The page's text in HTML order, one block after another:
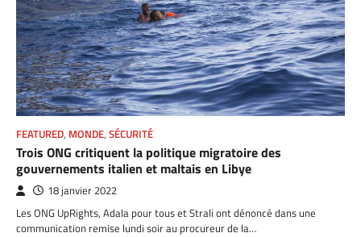
FEATURED, MONDE, SÉCURITÉ
Trois ONG critiquent la politique migratoire des
gouvernements italien et maltais en Libye
18 janvier 2022
Les ONG UpRights, Adala pour tous et Strali ont dénoncé dans une
communication remise lundi soir au procureur de la…